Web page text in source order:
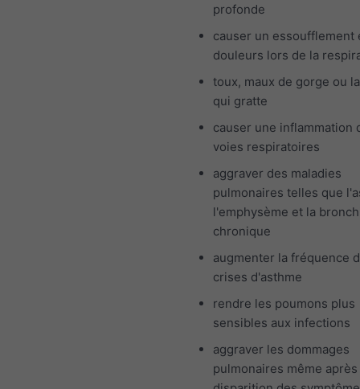
profonde
causer un essoufflement
douleurs lors de la
toux, maux de gorge ou
qui gratte
causer une inflammation
voies respiratoires
aggraver des maladies
pulmonaires telles que
l'emphysème et la
chronique
augmenter la fréquence
crises d'asthme
rendre les poumons plus
sensibles aux infections
aggraver les dommages
pulmonaires même après